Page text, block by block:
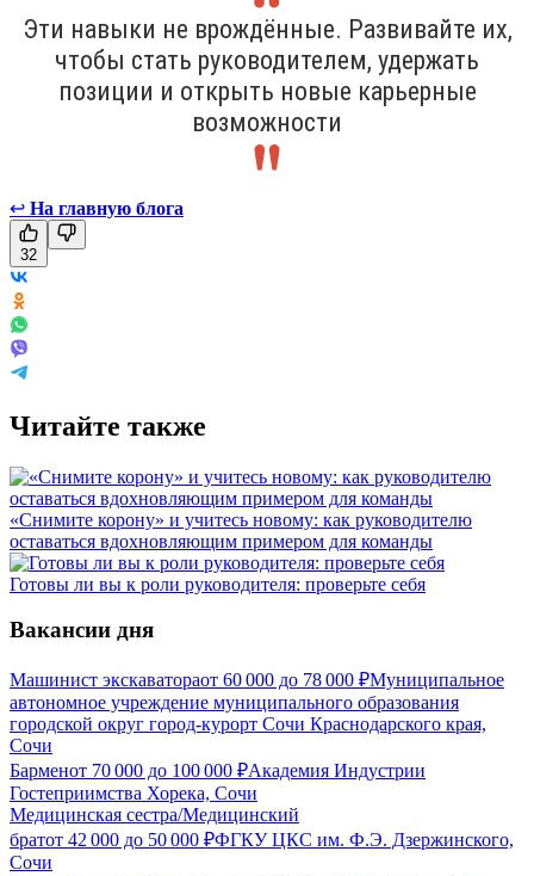
Эти навыки не врождённые. Развивайте их,
чтобы стать руководителем, удержать
позиции и открыть новые карьерные
возможности
↩ На главную блога
32
Читайте также
«Снимите корону» и учитесь новому: как руководителю
оставаться вдохновляющим примером для команды
Готовы ли вы к роли руководителя: проверьте себя
Вакансии дня
Машинист экскаватораот 60 000 до 78 000 ₽Муниципальное
автономное учреждение муниципального образования
городской округ город-курорт Сочи Краснодарского края,
Сочи
Барменот 70 000 до 100 000 ₽Академия Индустрии
Гостеприимства Хорека, Сочи
Медицинская сестра/Медицинский
братот 42 000 до 50 000 ₽ФГКУ ЦКС им. Ф.Э. Дзержинского,
Сочи